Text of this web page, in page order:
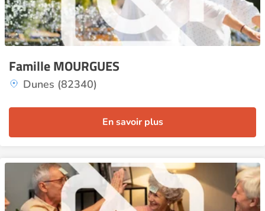
Famille MOURGUES
Dunes (82340)
En savoir plus